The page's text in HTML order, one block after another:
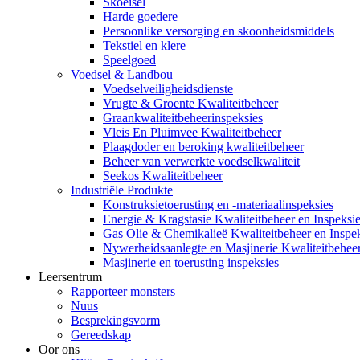
Harde goedere
Persoonlike versorging en skoonheidsmiddels
Tekstiel en klere
Speelgoed
Voedsel & Landbou
Voedselveiligheidsdienste
Vrugte & Groente Kwaliteitbeheer
Graankwaliteitbeheerinspeksies
Vleis En Pluimvee Kwaliteitbeheer
Plaagdoder en beroking kwaliteitbeheer
Beheer van verwerkte voedselkwaliteit
Seekos Kwaliteitbeheer
Industriële Produkte
Konstruksietoerusting en -materiaalinspeksies
Energie & Kragstasie Kwaliteitbeheer en
Gas Olie & Chemikalieë Kwaliteitbeheer en
Nywerheidsaanlegte en Masjinerie
Masjinerie en toerusting inspeksies
Leersentrum
Rapporteer monsters
Nuus
Besprekingsvorm
Gereedskap
Oor ons